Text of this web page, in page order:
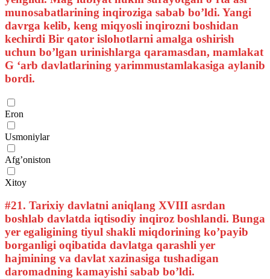
munosabatlarining inqiroziga sabab bo’ldi. Yangi
davrga kelib, keng miqyosli inqirozni boshidan
kechirdi Bir qator islohotlarni amalga oshirish
uchun bo’lgan urinishlarga qaramasdan, mamlakat
G ‘arb davlatlarining yarimmustamlakasiga aylanib
bordi.
Eron
Usmoniylar
Afg’oniston
Xitoy
#21. Tarixiy davlatni aniqlang XVIII asrdan
boshlab davlatda iqtisodiy inqiroz boshlandi. Bunga
yer egaligining tiyul shakli miqdorining ko’payib
borganligi oqibatida davlatga qarashli yer
hajmining va davlat xazinasiga tushadigan
daromadning kamayishi sabab bo’ldi.